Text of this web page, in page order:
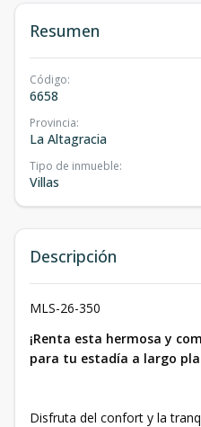
Resumen
Código:
6658
Provincia:
La Altagracia
Tipo de inmueble:
Villas
Descripción
MLS-26-350
¡Renta esta hermosa y
para tu estadía a largo
Disfruta del confort y la